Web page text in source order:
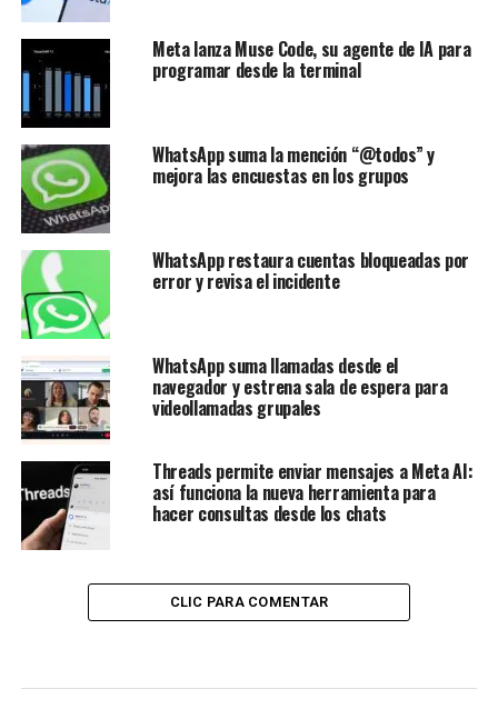
Meta lanza Muse Code, su agente de IA para
programar desde la terminal
WhatsApp suma la mención “@todos” y
mejora las encuestas en los grupos
WhatsApp restaura cuentas bloqueadas por
error y revisa el incidente
WhatsApp suma llamadas desde el
navegador y estrena sala de espera para
videollamadas grupales
Threads permite enviar mensajes a Meta AI:
así funciona la nueva herramienta para
hacer consultas desde los chats
CLIC PARA COMENTAR